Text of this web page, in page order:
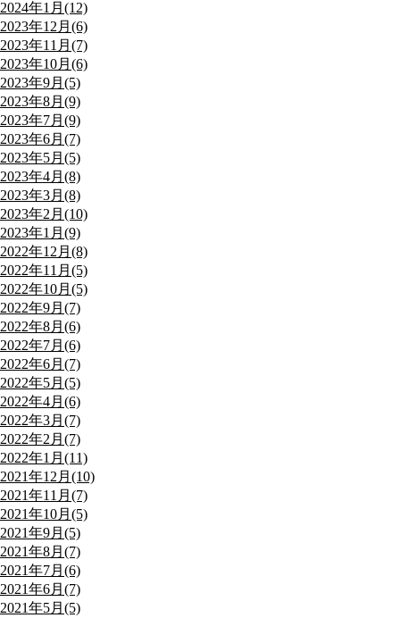
2024年1月(12)
2023年12月(6)
2023年11月(7)
2023年10月(6)
2023年9月(5)
2023年8月(9)
2023年7月(9)
2023年6月(7)
2023年5月(5)
2023年4月(8)
2023年3月(8)
2023年2月(10)
2023年1月(9)
2022年12月(8)
2022年11月(5)
2022年10月(5)
2022年9月(7)
2022年8月(6)
2022年7月(6)
2022年6月(7)
2022年5月(5)
2022年4月(6)
2022年3月(7)
2022年2月(7)
2022年1月(11)
2021年12月(10)
2021年11月(7)
2021年10月(5)
2021年9月(5)
2021年8月(7)
2021年7月(6)
2021年6月(7)
2021年5月(5)